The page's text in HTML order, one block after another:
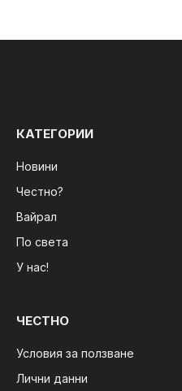
КАТЕГОРИИ
Новини
Честно?
Вайрал
По света
У нас!
ЧЕСТНО
Условия за ползване
Лични данни